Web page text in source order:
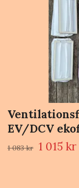
EV/DCV
1 083 kr 1 015 kr